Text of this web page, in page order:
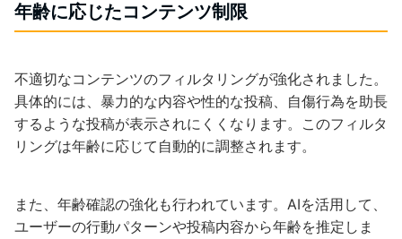
年齢に応じたコンテンツ制限
不適切なコンテンツのフィルタリングが強化されました。
具体的には、暴力的な内容や性的な投稿、自傷行為を助長
するような投稿が表示されにくくなります。このフィルタ
リングは年齢に応じて自動的に調整されます。
また、年齢確認の強化も行われています。AIを活用して、
ユーザーの行動パターンや投稿内容から年齢を推定しま